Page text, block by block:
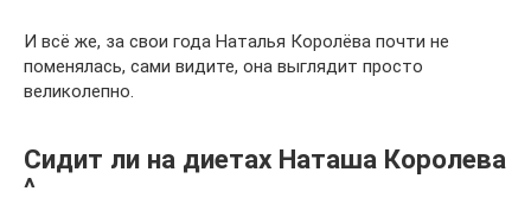
И всё же, за свои года Наталья Королёва почти не
поменялась, сами видите, она выглядит просто
великолепно.
Сидит ли на диетах Наташа Королева
^